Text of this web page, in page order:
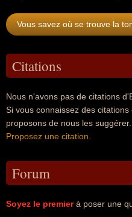
Vous savez où se trouve la
Citations
Nous n'avons pas de citations
Si vous connaissez des
proposons de nous les suggérer.
Proposez une citation
Forum
Soyez le premierà poser une